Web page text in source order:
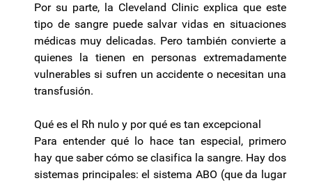
Por su parte, la Cleveland Clinic explica que este
tipo de sangre puede salvar vidas en situaciones
médicas muy delicadas. Pero también convierte a
quienes la tienen en personas extremadamente
vulnerables si sufren un accidente o necesitan una
transfusión.
Qué es el Rh nulo y por qué es tan excepcional
Para entender qué lo hace tan especial, primero
hay que saber cómo se clasifica la sangre. Hay dos
sistemas principales: el sistema ABO (que da lugar